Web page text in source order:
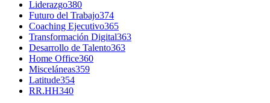
Liderazgo380
Futuro del Trabajo374
Coaching Ejecutivo365
Transformación Digital363
Desarrollo de Talento363
Home Office360
Misceláneas359
Latitude354
RR.HH340